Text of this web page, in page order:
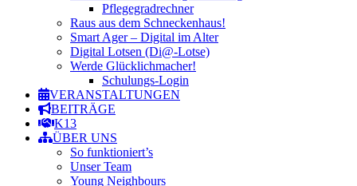
Pflegegradrechner
Raus aus dem Schneckenhaus!
Smart Ager – Digital im Alter
Digital Lotsen (Di@-Lotse)
Werde Glücklichmacher!
Schulungs-Login
VERANSTALTUNGEN
BEITRÄGE
K13
ÜBER UNS
So funktioniert’s
Unser Team
Young Neighbours